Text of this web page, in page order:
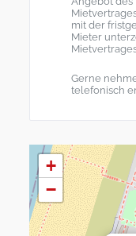
mit der
Mieter
Gerne
telefonisch
+
−